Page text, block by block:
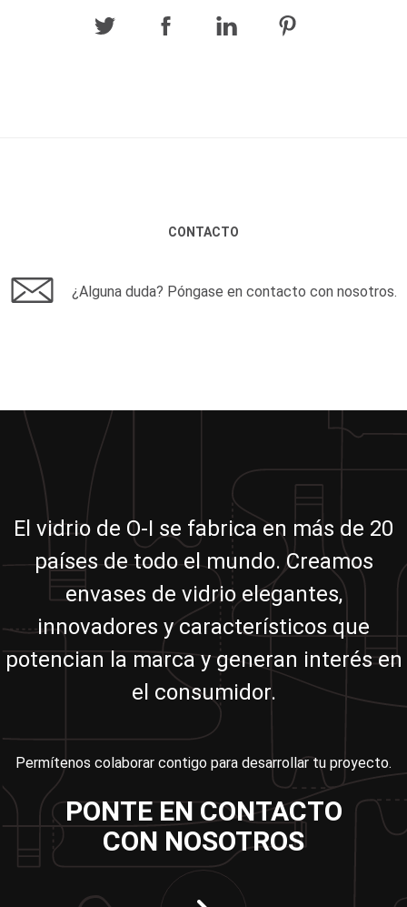
CONTACTO
¿Alguna duda? Póngase en contacto con nosotros.
El vidrio de O-I se fabrica en más de 20
países de todo el mundo. Creamos
envases de vidrio elegantes,
innovadores y característicos que
potencian la marca y generan interés en
el consumidor.
Permítenos colaborar contigo para desarrollar tu proyecto.
PONTE EN CONTACTO
CON NOSOTROS